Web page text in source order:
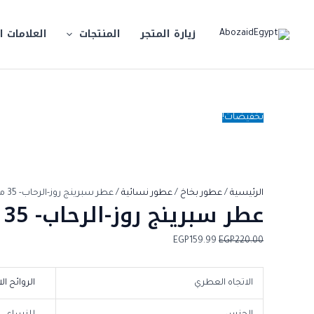
زيارة المتجر المنتجات العلامات
تخفيضات!
الرئيسية /عطور بخاخ /عطور نسائية / عطر سبرينج روز-الرحاب- 35 مل
عطر سبرينج روز-الرحاب- 35 مل
EGP220.00
EGP159.99
الاتجاه العطري الروائح
عطر
مل